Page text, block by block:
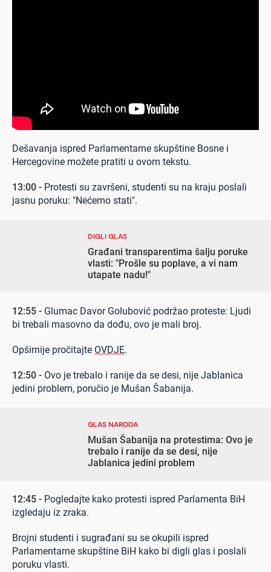
Dešavanja ispred Parlamentarne skupštine Bosne i
Hercegovine možete pratiti u ovom tekstu.
13:00 - Protesti su završeni, studenti su na kraju poslali
jasnu poruku: "Nećemo stati".
DIGLI GLAS
Građani transparentima šalju poruke
vlasti: "Prošle su poplave, a vi nam
utapate nadu!"
12:55 - Glumac Davor Golubović podržao proteste: Ljudi
bi trebali masovno da dođu, ovo je mali broj.
Opširnije pročitajte OVDJE.
12:50 - Ovo je trebalo i ranije da se desi, nije Jablanica
jedini problem, poručio je Mušan Šabanija.
GLAS NARODA
Mušan Šabanija na protestima: Ovo je
trebalo i ranije da se desi, nije
Jablanica jedini problem
12:45 - Pogledajte kako protesti ispred Parlamenta BiH
izgledaju iz zraka.
Brojni studenti i sugrađani su se okupili ispred
Parlamentarne skupštine BiH kako bi digli glas i poslali
poruku vlasti.